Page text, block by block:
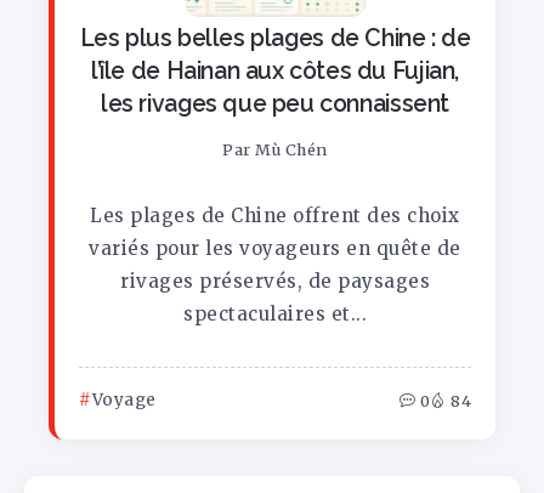
Les plus belles plages de Chine : de
l’île de Hainan aux côtes du Fujian,
les rivages que peu connaissent
Par Mù Chén
Les plages de Chine offrent des choix
variés pour les voyageurs en quête de
rivages préservés, de paysages
spectaculaires et...
Voyage 0 84